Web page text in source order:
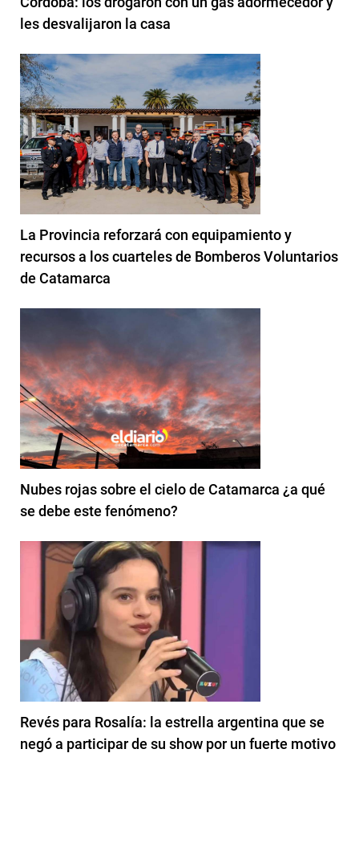
les desvalijaron la casa
La Provincia reforzará con equipamiento y
recursos a los cuarteles de Bomberos Voluntarios
de Catamarca
Nubes rojas sobre el cielo de Catamarca ¿a qué
se debe este fenómeno?
Revés para Rosalía: la estrella argentina que se
negó a participar de su show por un fuerte motivo